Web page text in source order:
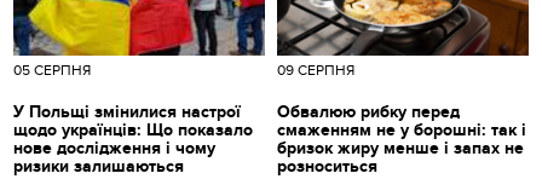
05 СЕРПНЯ
У Польщі змінилися настрої
щодо українців: Що показало
нове дослідження і чому
ризики залишаються
09 СЕРПНЯ
Обвалюю рибку перед
смаженням не у борошні: так і
бризок жиру менше і запах не
розноситься